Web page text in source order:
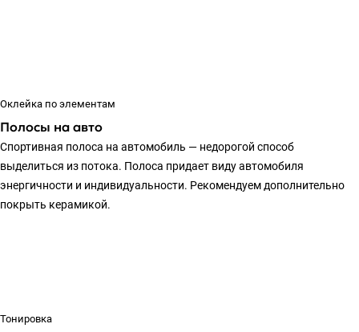
Оклейка по элементам
Полосы на авто
Спортивная полоса на автомобиль — недорогой способ
выделиться из потока. Полоса придает виду автомобиля
энергичности и индивидуальности. Рекомендуем дополнительно
покрыть керамикой.
Тонировка